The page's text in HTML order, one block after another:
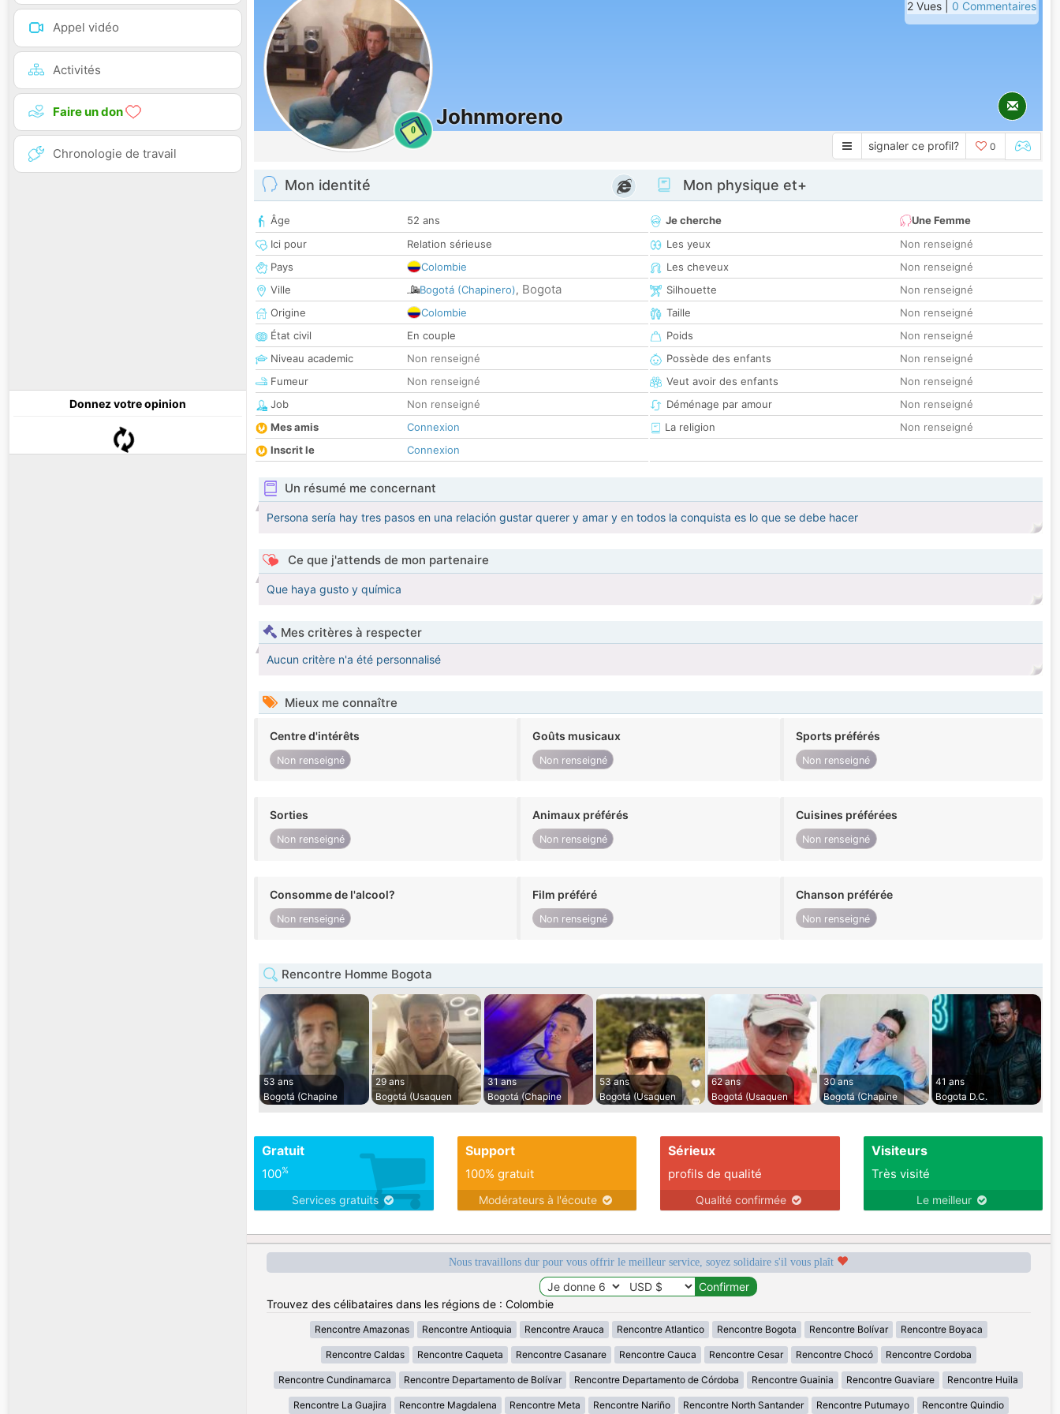
Appel vidéo
Activités
Faire un don
Chronologie de travail
Donnez votre opinion
0
Johnmoreno
2 Vues | 0 Commentaires
signaler ce profil? 0
Mon identité
Âge
52 ans
Ici pour
Relation sérieuse
Pays
Colombie
Ville
Bogotá (Chapinero), Bogota
Origine
Colombie
État civil
En couple
Niveau academic
Non renseigné
Fumeur
Non renseigné
Job
Non renseigné
Mes amis
Connexion
Inscrit le
Connexion
Mon physique et+
Je cherche
Une Femme
Les yeux
Non renseigné
Les cheveux
Non renseigné
Silhouette
Non renseigné
Taille
Non renseigné
Poids
Non renseigné
Possède des enfants
Non renseigné
Veut avoir des enfants
Non renseigné
Déménage par amour
Non renseigné
La religion
Non renseigné
Un résumé me concernant
Persona sería hay tres pasos en una relación gustar querer y amar y en todos la conquista es lo que se debe hacer
Ce que j'attends de mon partenaire
Que haya gusto y química
Mes critères à respecter
Aucun critère n'a été personnalisé
Mieux me connaître
Centre d'intérêts
Non renseigné
Goûts musicaux
Non renseigné
Sports préférés
Non renseigné
Sorties
Non renseigné
Animaux préférés
Non renseigné
Cuisines préférées
Non renseigné
Consomme de l'alcool?
Non renseigné
Film préféré
Non renseigné
Chanson préférée
Non renseigné
Rencontre Homme Bogota
53 ans
Bogotá (Chapine
29 ans
Bogotá (Usaquen
31 ans
Bogotá (Chapine
53 ans
Bogotá (Usaquen
62 ans
Bogotá (Usaquen
30 ans
Bogotá (Chapine
41 ans
Bogota D.C.
Gratuit
100%
Services gratuits
Support
100% gratuit
Modérateurs à l'écoute
Sérieux
profils de qualité
Qualité confirmée
Visiteurs
Très visité
Le meilleur
Nous travaillons dur pour vous offrir le meilleur service, soyez solidaire s'il vous plaît
Trouvez des célibataires dans les régions de : Colombie
Rencontre Amazonas Rencontre Antioquia Rencontre Arauca Rencontre Atlantico Rencontre Bogota Rencontre Bolívar Rencontre Boyaca
Rencontre Caldas Rencontre Caqueta Rencontre Casanare Rencontre Cauca Rencontre Cesar Rencontre Chocó Rencontre Cordoba
Rencontre Cundinamarca Rencontre Departamento de Bolívar Rencontre Departamento de Córdoba Rencontre Guainia Rencontre Guaviare Rencontre Huila
Rencontre La Guajira Rencontre Magdalena Rencontre Meta Rencontre Nariño Rencontre North Santander Rencontre Putumayo Rencontre Quindio